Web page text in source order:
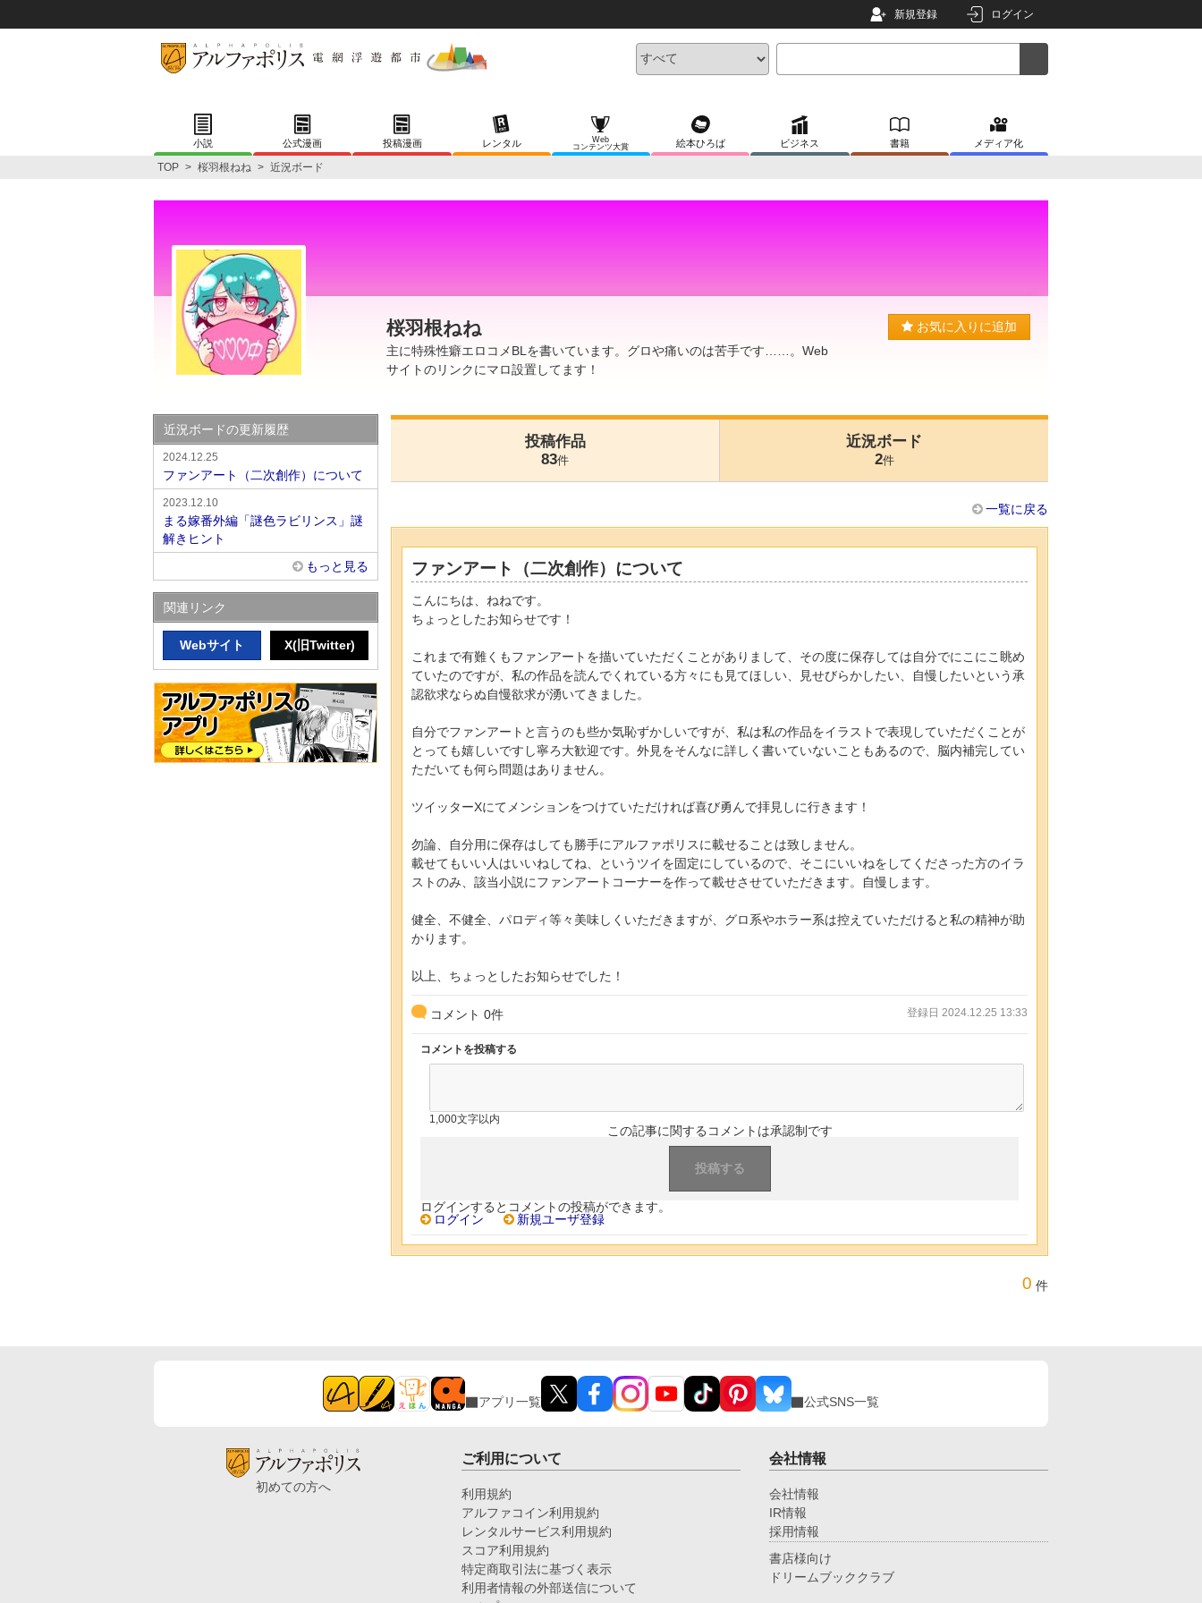
新規登録 ログイン
小説 公式漫画 投稿漫画 レンタル
Web
コンテンツ大賞
絵本ひろば ビジネス 書籍 メディア化
TOP > 桜羽根ねね > 近況ボード
桜羽根ねね
主に特殊性癖エロコメBLを書いています。グロや痛いのは苦手です……。Web
サイトのリンクにマロ設置してます！
お気に入りに追加
投稿作品
83件
近況ボード
2件
一覧に戻る
ファンアート（二次創作）について
こんにちは、ねねです。
ちょっとしたお知らせです！
これまで有難くもファンアートを描いていただくことがありまして、その度に保存しては自分でにこにこ眺め
ていたのですが、私の作品を読んでくれている方々にも見てほしい、見せびらかしたい、自慢したいという承
認欲求ならぬ自慢欲求が湧いてきました。
自分でファンアートと言うのも些か気恥ずかしいですが、私は私の作品をイラストで表現していただくことが
とっても嬉しいですし寧ろ大歓迎です。外見をそんなに詳しく書いていないこともあるので、脳内補完してい
ただいても何ら問題はありません。
ツイッターXにてメンションをつけていただければ喜び勇んで拝見しに行きます！
勿論、自分用に保存はしても勝手にアルファポリスに載せることは致しません。
載せてもいい人はいいねしてね、というツイを固定にしているので、そこにいいねをしてくださった方のイラ
ストのみ、該当小説にファンアートコーナーを作って載せさせていただきます。自慢します。
健全、不健全、パロディ等々美味しくいただきますが、グロ系やホラー系は控えていただけると私の精神が助
かります。
以上、ちょっとしたお知らせでした！
コメント 0件 登録日 2024.12.25 13:33
コメントを投稿する
1,000文字以内
この記事に関するコメントは承認制です
ログインするとコメントの投稿ができます。
ログイン
新規ユーザ登録
0 件
近況ボードの更新履歴
2024.12.25
ファンアート（二次創作）について
2023.12.10
まる嫁番外編「謎色ラビリンス」謎
解きヒント
もっと見る
関連リンク
Webサイト X(旧Twitter)
アプリ一覧 公式SNS一覧
初めての方へ
ご利用について
利用規約
アルファコイン利用規約
レンタルサービス利用規約
スコア利用規約
特定商取引法に基づく表示
利用者情報の外部送信について
会社情報
会社情報
IR情報
採用情報
書店様向け
ドリームブッククラブ